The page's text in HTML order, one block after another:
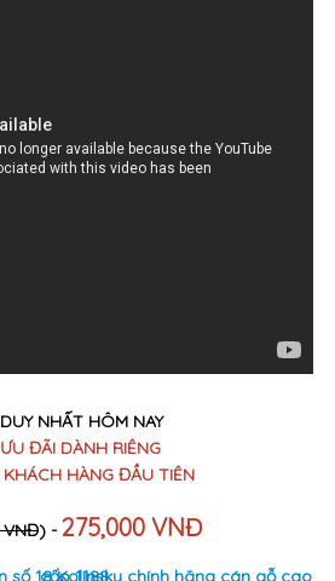
NHẤT HÔM NAY
ĐÃI DÀNH RIÊNG
HÀNG ĐẦU TIÊN
) - 275,000 VNĐ